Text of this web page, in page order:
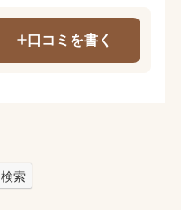
口コミを書く
検索